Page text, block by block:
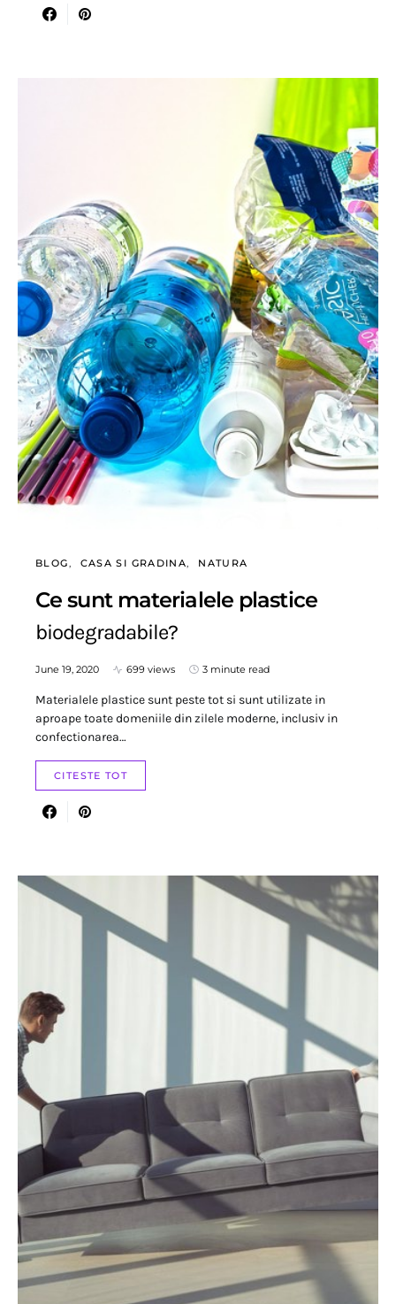
BLOG CASA SI GRADINA NATURA
Ce sunt materialele plastice
biodegradabile?
June 19, 2020 699 views 3 minute read
Materialele plastice sunt peste tot si sunt utilizate in
aproape toate domeniile din zilele moderne, inclusiv in
confectionarea…
CITESTE TOT